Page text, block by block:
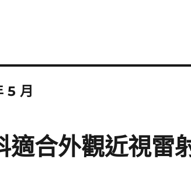
5 月
適合外觀近視雷